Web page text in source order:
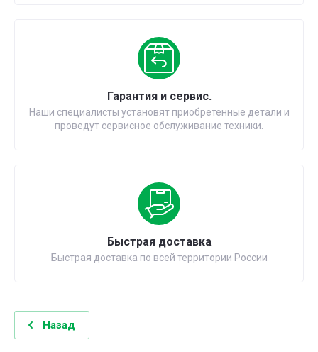
Гарантия и сервис.
Наши специалисты установят приобретенные детали и
проведут сервисное обслуживание техники.
Быстрая доставка
Быстрая доставка по всей территории России
Назад